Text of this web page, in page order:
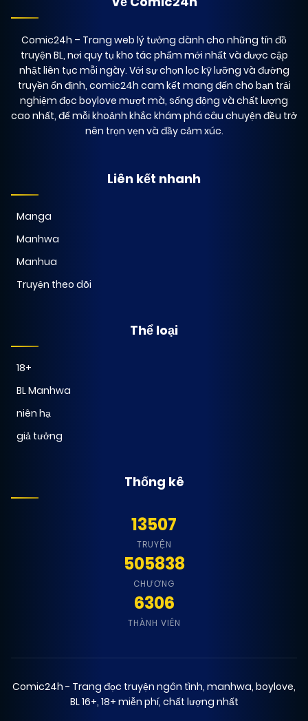
Comic24h – Trang web lý tưởng dành cho những tín đồ
truyện BL, nơi quy tụ kho tác phẩm mới nhất và được cập
nhật liên tục mỗi ngày. Với sự chọn lọc kỹ lưỡng và đường
truyền ổn định, comic24h cam kết mang đến cho bạn trải
nghiệm đọc boylove mượt mà, sống động và chất lượng
cao nhất, để mỗi khoảnh khắc khám phá câu chuyện đều trở
nên trọn vẹn và đầy cảm xúc.
Liên kết nhanh
Manga
Manhwa
Manhua
Truyện theo dõi
Thể loại
18+
BL Manhwa
niên hạ
giả tưởng
Thống kê
13507
TRUYỆN
505838
CHƯƠNG
6306
THÀNH VIÊN
Comic24h - Trang đọc truyện ngôn tình, manhwa, boylove,
BL 16+, 18+ miễn phí, chất lượng nhất